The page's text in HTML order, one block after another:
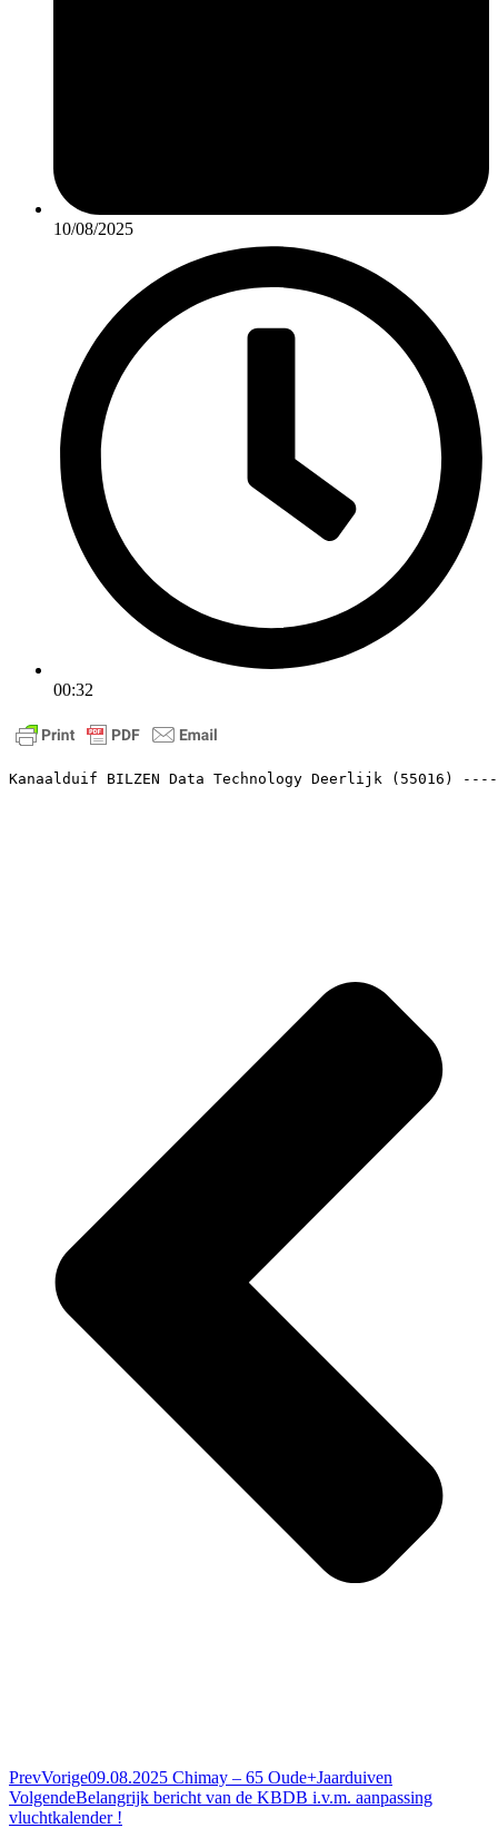
10/08/2025
00:32
Kanaalduif BILZEN Data Technology Deerlijk (55016)
PrevVorige09.08.2025 Chimay – 65 Oude+Jaarduiven
VolgendeBelangrijk bericht van de KBDB i.v.m. aanpassing
vluchtkalender !